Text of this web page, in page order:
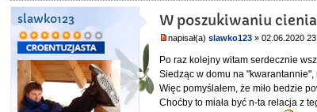
slawko123 W poszukiwaniu
napisał(a)slawko123 » 02.06.2020
Po raz kolejny witam serdecznie
Siedząc w domu na "kwarantannie",
Więc pomyślałem, że miło bedzie
Choćby to miała być n-ta relacja z